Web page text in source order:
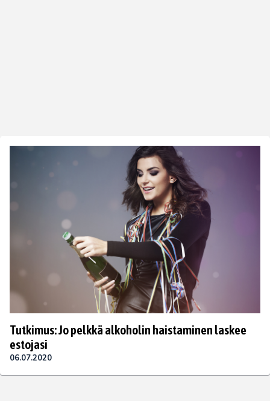
Tutkimus: Jo pelkkä alkoholin haistaminen laskee
estojasi
06.07.2020